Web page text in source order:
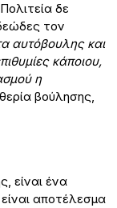
δε
τον
αυτόβουλης και
κάποιου,
η
βούλησης,
είναι ένα
αποτέλεσμα